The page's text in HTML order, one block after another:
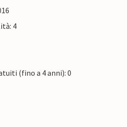
4
(fino a 4 anni): 0